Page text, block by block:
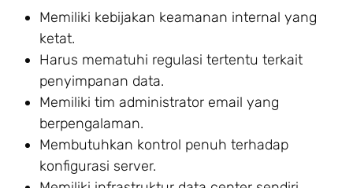
Memiliki kebijakan keamanan internal yang
ketat.
Harus mematuhi regulasi tertentu terkait
penyimpanan data.
Memiliki tim administrator email yang
berpengalaman.
Membutuhkan kontrol penuh terhadap
konfigurasi server.